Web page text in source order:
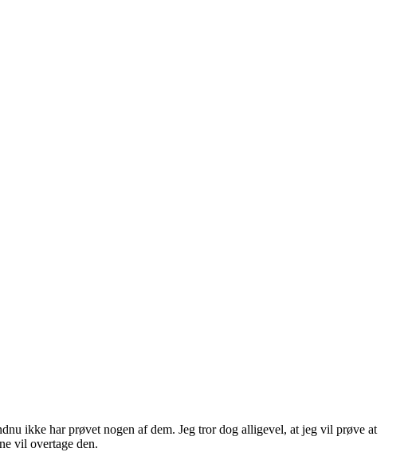
ikke har prøvet nogen af dem. Jeg tror dog alligevel, at jeg vil prøve at
vil overtage den.